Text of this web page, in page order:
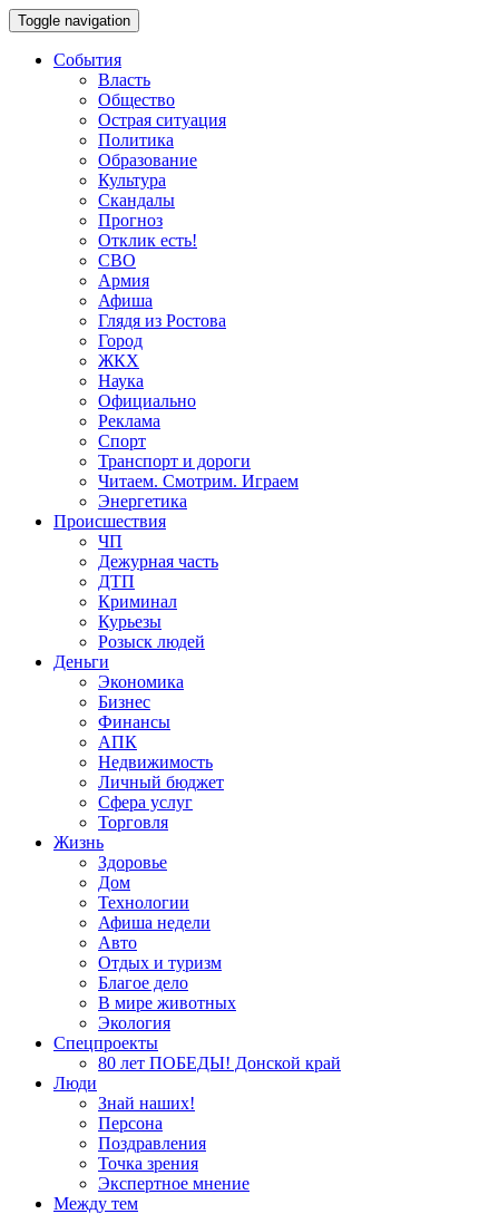
Toggle navigation
События
Власть
Общество
Острая ситуация
Политика
Образование
Культура
Скандалы
Прогноз
Отклик есть!
СВО
Армия
Афиша
Глядя из Ростова
Город
ЖКХ
Наука
Официально
Реклама
Спорт
Транспорт и дороги
Читаем. Смотрим. Играем
Энергетика
Происшествия
ЧП
Дежурная часть
ДТП
Криминал
Курьезы
Розыск людей
Деньги
Экономика
Бизнес
Финансы
АПК
Недвижимость
Личный бюджет
Сфера услуг
Торговля
Жизнь
Здоровье
Дом
Технологии
Афиша недели
Авто
Отдых и туризм
Благое дело
В мире животных
Экология
Спецпроекты
80 лет ПОБЕДЫ! Донской край
Люди
Знай наших!
Персона
Поздравления
Точка зрения
Экспертное мнение
Между тем